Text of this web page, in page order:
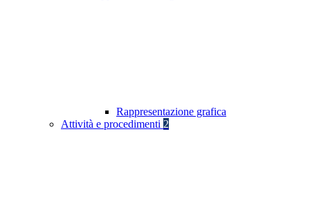
Rappresentazione grafica
Attività e procedimenti 2